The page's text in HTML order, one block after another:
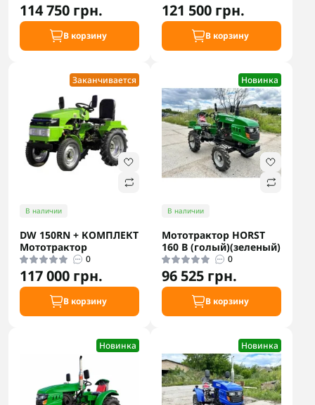
114 750 грн.
В корзину
121 500 грн.
В корзину
Заканчивается
В наличии
DW 150RN + КОМПЛЕКТ
Мототрактор
0
117 000 грн.
В корзину
Новинка
В наличии
Мототрактор HORST
160 B (голый)(зеленый)
0
96 525 грн.
В корзину
Новинка Новинка